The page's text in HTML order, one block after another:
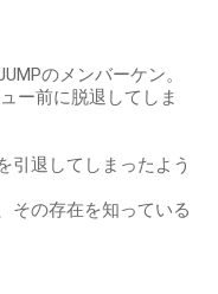
のメンバーケン。
ー前に脱退してしま
引退してしまったよう
その存在を知っている